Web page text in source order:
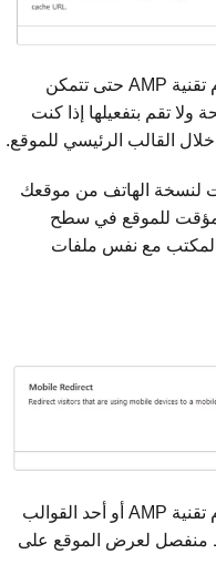
الحالة: قم بتفعيلها فقط إذا كنت تستخدم تقنية AMP حتى تتمكن
تقم بتفعيلها إذا كنت
القالب الرئيسي للموقع.
لنسخة الهاتف من موقعك
للموقع في سطح
مع نفس ملفات
الحالة: قم بتفعيلها فقط إذا كنت تستخدم تقنية AMP أو أحد القوالب
منفصل لعرض الموقع على